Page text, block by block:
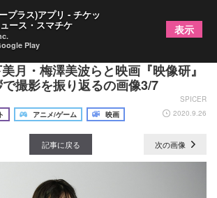
鳥「監督と打ち解けるまでが大変で
月・梅澤美波らと映画『映像研』
撮影を振り返るの画像3/7
SPICER
アニメ/ゲーム 映画 2020.9.26
記事に戻る 次の画像
プラス)アプリ - チケッ
ース・スマチケ
Play
表示